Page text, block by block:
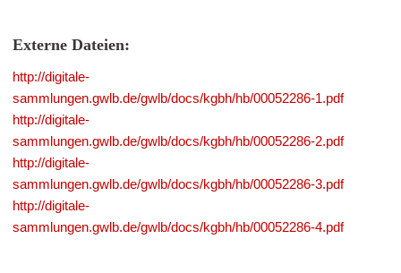
Externe Dateien:
http://digitale-
sammlungen.gwlb.de/gwlb/docs/kgbh/hb/00052286-1.pdf
http://digitale-
sammlungen.gwlb.de/gwlb/docs/kgbh/hb/00052286-2.pdf
http://digitale-
sammlungen.gwlb.de/gwlb/docs/kgbh/hb/00052286-3.pdf
http://digitale-
sammlungen.gwlb.de/gwlb/docs/kgbh/hb/00052286-4.pdf